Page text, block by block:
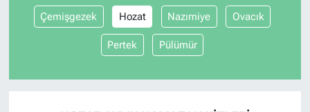
Çemişgezek Hozat Nazımiye Ovacık
Pertek Pülümür